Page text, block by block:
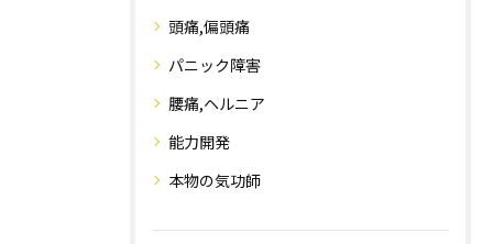
頭痛,偏頭痛
パニック障害
腰痛,ヘルニア
能力開発
本物の気功師